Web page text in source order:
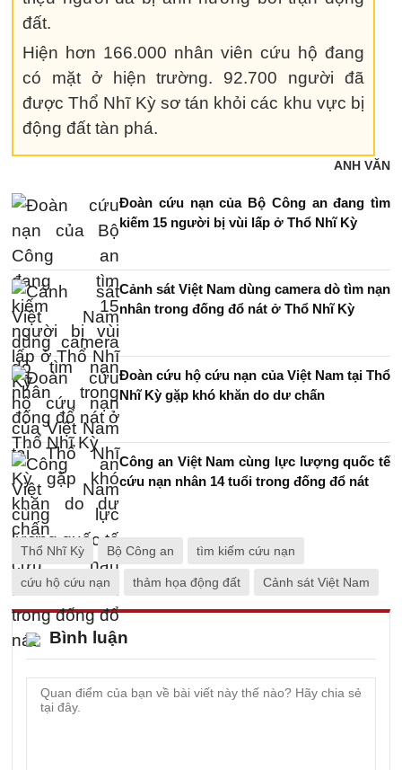
đất.
Hiện hơn 166.000 nhân viên cứu hộ đang
có mặt ở hiện trường. 92.700 người đã
được Thổ Nhĩ Kỳ sơ tán khỏi các khu vực bị
động đất tàn phá.
ANH VĂN
Đoàn cứu nạn của Bộ Công an đang tìm
kiếm 15 người bị vùi lấp ở Thổ Nhĩ Kỳ
Cảnh sát Việt Nam dùng camera dò tìm nạn
nhân trong đống đổ nát ở Thổ Nhĩ Kỳ
Đoàn cứu hộ cứu nạn của Việt Nam tại Thổ
Nhĩ Kỳ gặp khó khăn do dư chấn
Công an Việt Nam cùng lực lượng quốc tế
cứu nạn nhân 14 tuổi trong đống đổ nát
Thổ Nhĩ Kỳ Bộ Công an tìm kiếm cứu nạn
cứu hộ cứu nạn thảm họa động đất Cảnh sát Việt Nam
Bình luận